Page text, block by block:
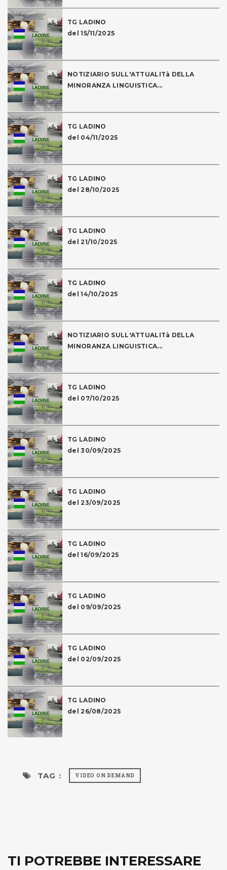
TG LADINO
del 15/11/2025
NOTIZIARIO SULL'ATTUALITà DELLA
MINORANZA LINGUISTICA...
TG LADINO
del 04/11/2025
TG LADINO
del 28/10/2025
TG LADINO
del 21/10/2025
TG LADINO
del 14/10/2025
NOTIZIARIO SULL'ATTUALITà DELLA
MINORANZA LINGUISTICA...
TG LADINO
del 07/10/2025
TG LADINO
del 30/09/2025
TG LADINO
del 23/09/2025
TG LADINO
del 16/09/2025
TG LADINO
del 09/09/2025
TG LADINO
del 02/09/2025
TG LADINO
del 26/08/2025
TAG : VIDEO ON DEMAND
TI POTREBBE INTERESSARE